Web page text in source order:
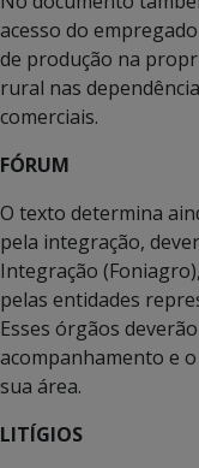
acesso do
de produção na
rural nas
comerciais.
FÓRUM
O texto determina
pela integração,
Integração
pelas entidades
Esses órgãos
acompanhamento e
sua área.
LITÍGIOS